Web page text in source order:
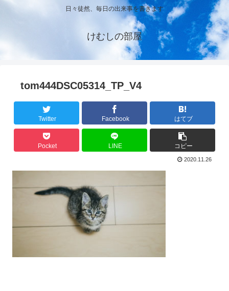
日々徒然、毎日の出来事を書きます
けむしの部屋
tom444DSC05314_TP_V4
Twitter Facebook はてブ
Pocket LINE コピー
2020.11.26